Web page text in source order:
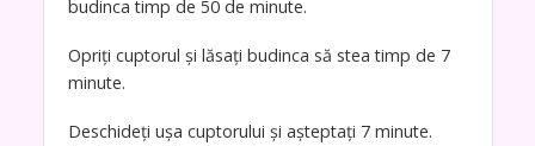
budinca timp de 50 de minute.
Opriți cuptorul și lăsați budinca să stea timp de 7
minute.
Deschideți ușa cuptorului și așteptați 7 minute.